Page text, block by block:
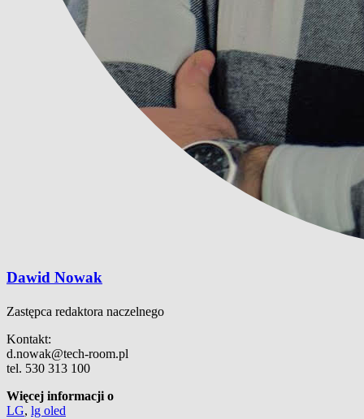
Dawid Nowak
Zastępca redaktora naczelnego
Kontakt:
d.nowak@tech-room.pl
tel. 530 313 100
Więcej informacji o
LG, lg oled